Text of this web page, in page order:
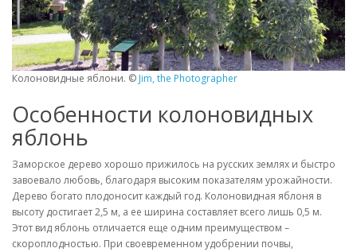
Колоновидные яблони. © Jim, the Photographer
Особенности колоновидных
яблонь
Заморское дерево хорошо прижилось на русских землях и быстро
завоевало любовь, благодаря высоким показателям урожайности.
Дерево богато плодоносит каждый год. Колоновидная яблоня в
высоту достигает 2,5 м, а ее ширина составляет всего лишь 0,5 м.
Этот вид яблонь отличается еще одним преимуществом –
скороплодностью. При своевременном удобрении почвы,